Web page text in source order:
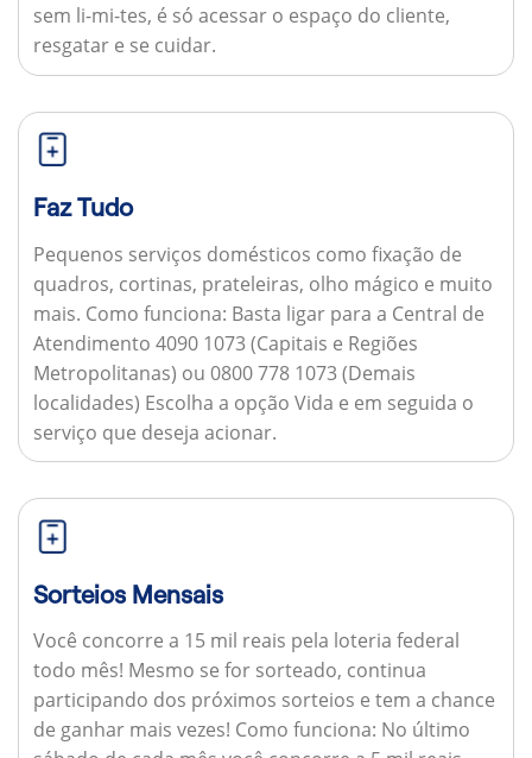
sem li-mi-tes, é só acessar o espaço do cliente,
resgatar e se cuidar.
Faz Tudo
Pequenos serviços domésticos como fixação de
quadros, cortinas, prateleiras, olho mágico e muito
mais. Como funciona: Basta ligar para a Central de
Atendimento 4090 1073 (Capitais e Regiões
Metropolitanas) ou 0800 778 1073 (Demais
localidades) Escolha a opção Vida e em seguida o
serviço que deseja acionar.
Sorteios Mensais
Você concorre a 15 mil reais pela loteria federal
todo mês! Mesmo se for sorteado, continua
participando dos próximos sorteios e tem a chance
de ganhar mais vezes! Como funciona: No último